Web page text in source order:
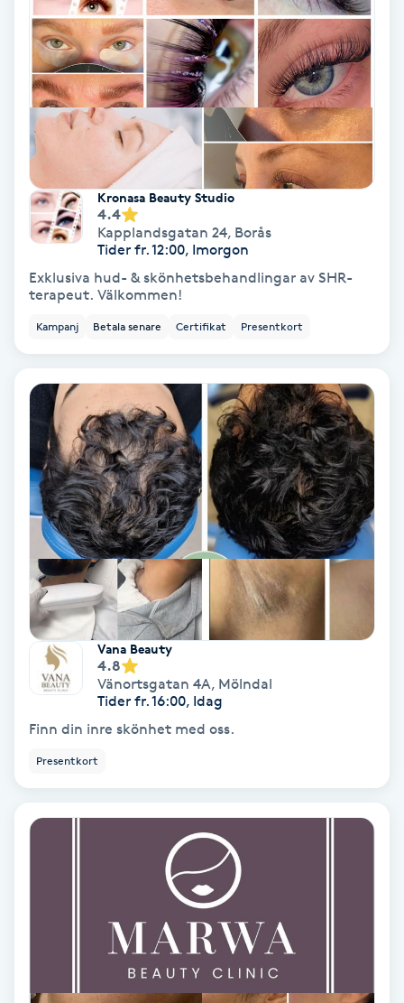
Fet hårbotten
Fettreducering
Fibromassage
Fotmassage
Fotsvamp
Fotvård
Fransborttagning
Fransfärgning
Fransförlängning
Fransförlängning Megavolym
Fransförlängning Volym
Fransk manikyr
Fransrengöring
Friskvård
Kronasa Beauty Studio
4.4
Kapplandsgatan 24, Borås
Tider fr. 12:00, Imorgon
Exklusiva hud- & skönhetsbehandlingar av SHR-
terapeut. Välkommen!
Kampanj Betala senare Certifikat Presentkort
Vana Beauty
4.8
Vänortsgatan 4A, Mölndal
Tider fr. 16:00, Idag
Finn din inre skönhet med oss.
Presentkort